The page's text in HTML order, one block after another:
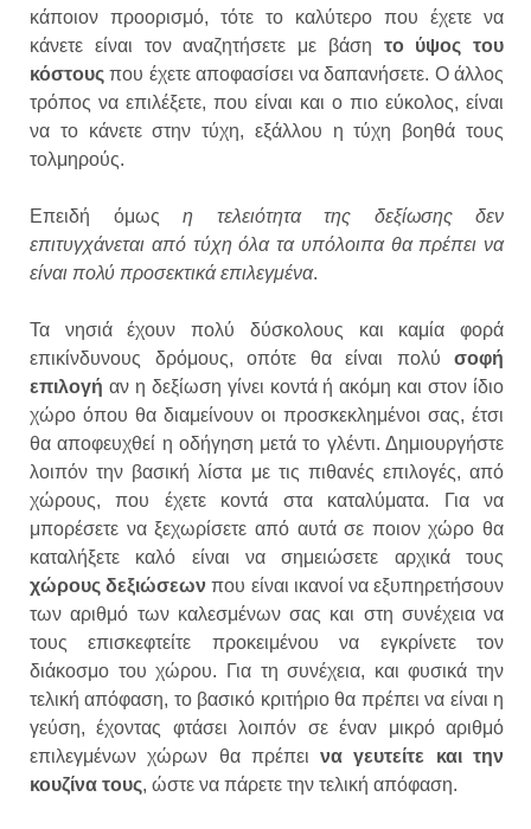
κάποιον προορισμό, τότε το καλύτερο που έχετε να
κάνετε είναι τον αναζητήσετε με βάση το ύψος του
κόστους που έχετε αποφασίσει να δαπανήσετε. Ο άλλος
τρόπος να επιλέξετε, που είναι και ο πιο εύκολος, είναι
να το κάνετε στην τύχη, εξάλλου η τύχη βοηθά τους
τολμηρούς.
Επειδή όμως η τελειότητα της δεξίωσης δεν
επιτυγχάνεται από τύχη όλα τα υπόλοιπα θα πρέπει να
είναι πολύ προσεκτικά επιλεγμένα.
Τα νησιά έχουν πολύ δύσκολους και καμία φορά
επικίνδυνους δρόμους, οπότε θα είναι πολύ σοφή
επιλογή αν η δεξίωση γίνει κοντά ή ακόμη και στον ίδιο
χώρο όπου θα διαμείνουν οι προσκεκλημένοι σας, έτσι
θα αποφευχθεί η οδήγηση μετά το γλέντι. Δημιουργήστε
λοιπόν την βασική λίστα με τις πιθανές επιλογές, από
χώρους, που έχετε κοντά στα καταλύματα. Για να
μπορέσετε να ξεχωρίσετε από αυτά σε ποιον χώρο θα
καταλήξετε καλό είναι να σημειώσετε αρχικά τους
χώρους δεξιώσεων που είναι ικανοί να εξυπηρετήσουν
των αριθμό των καλεσμένων σας και στη συνέχεια να
τους επισκεφτείτε προκειμένου να εγκρίνετε τον
διάκοσμο του χώρου. Για τη συνέχεια, και φυσικά την
τελική απόφαση, το βασικό κριτήριο θα πρέπει να είναι η
γεύση, έχοντας φτάσει λοιπόν σε έναν μικρό αριθμό
επιλεγμένων χώρων θα πρέπεινα γευτείτε και την
κουζίνα τους, ώστε να πάρετε την τελική απόφαση.